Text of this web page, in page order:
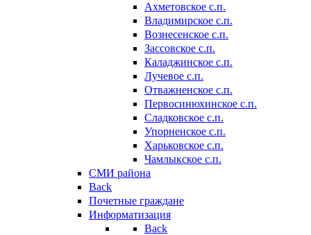
Ахметовское с.п.
Владимирское с.п.
Вознесенское с.п.
Зассовское с.п.
Каладжинское с.п.
Лучевое с.п.
Отважненское с.п.
Первосинюхинское с.п.
Сладковское с.п.
Упорненское с.п.
Харьковское с.п.
Чамлыкское с.п.
СМИ района
Back
Почетные граждане
Информатизация
Back